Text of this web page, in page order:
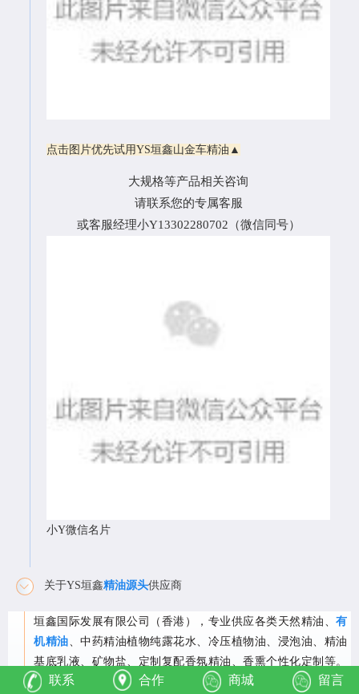
点击图片优先试用YS垣鑫山金车精油▲
大规格等产品相关咨询
请联系您的专属客服
或客服经理小Y13302280702（微信同号）
小Y微信名片
关于YS垣鑫精油源头供应商
垣鑫国际发展有限公司（香港），专业供应各类天然精油、 有
机精油、中药精油植物纯露花水、冷压植物油、浸泡油、精油
基底乳液、矿物盐、定制复配香氛精油、香熏个性化定制等。
联系 合作 商城 留言